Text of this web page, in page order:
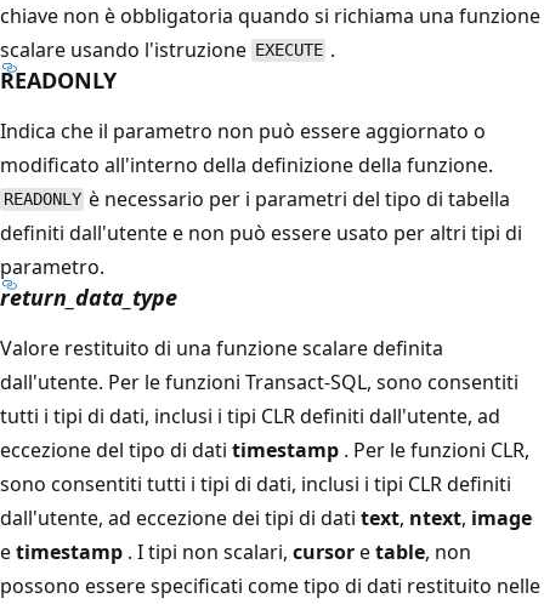
chiave non è obbligatoria quando si richiama una funzione
scalare usando l'istruzione EXECUTE .
READONLY
Indica che il parametro non può essere aggiornato o
modificato all'interno della definizione della funzione.
READONLY è necessario per i parametri del tipo di tabella
definiti dall'utente e non può essere usato per altri tipi di
parametro.
return_data_type
Valore restituito di una funzione scalare definita
dall'utente. Per le funzioni Transact-SQL, sono consentiti
tutti i tipi di dati, inclusi i tipi CLR definiti dall'utente, ad
eccezione del tipo di dati timestamp . Per le funzioni CLR,
sono consentiti tutti i tipi di dati, inclusi i tipi CLR definiti
dall'utente, ad eccezione dei tipi di dati text, ntext, image
etimestamp . I tipi non scalari, cursoretable, non
possono essere specificati come tipo di dati restituito nelle